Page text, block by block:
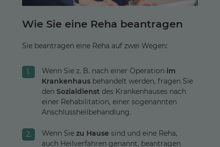
Wie Sie eine Reha beantragen
Sie beantragen eine Reha auf zwei Wegen:
Wenn Sie z. B. nach einer Operation im
Krankenhaus behandelt werden, fragen Sie
den Sozialdienst des Krankenhauses nach
einer Rehabilitation, einer sogenannten
Anschlussheilbehandlung.
Wenn Sie zu Hause sind und eine Reha,
auch Heilverfahren genannt, beantragen